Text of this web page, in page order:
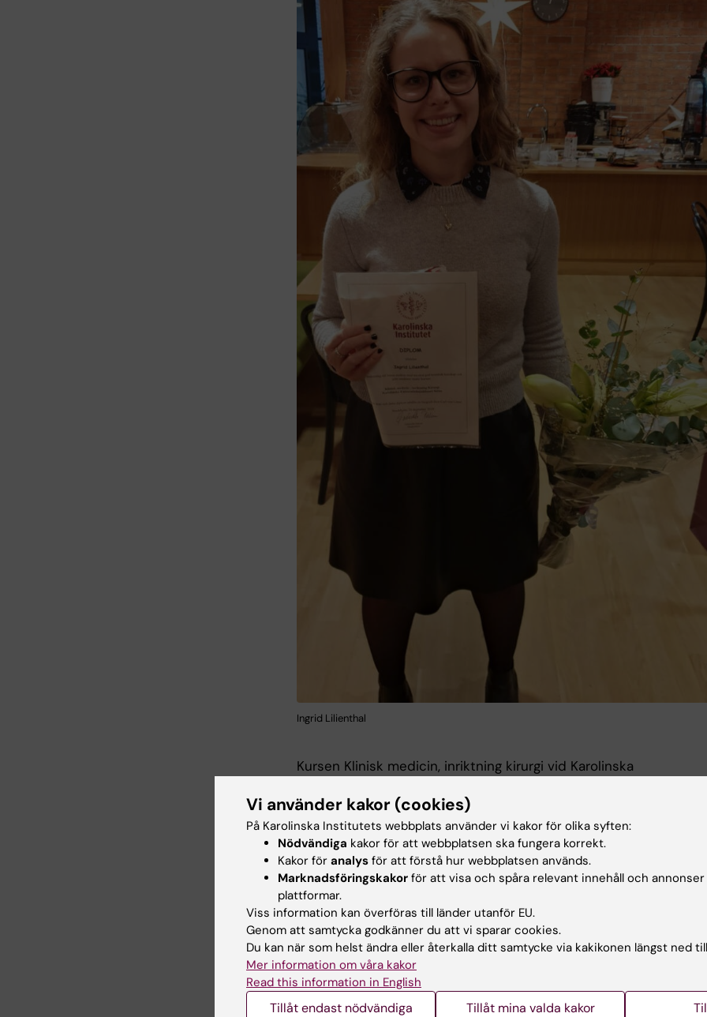
Ingrid Lilienthal
Kursen Klinisk medicin, inriktning kirurgi vid Karolinska
påläkarprogrammet.
Kursen omfattar de kliniska ämnena allmän kirurgi, anestesiologi,
ortopedi, urologi och bilddiagnostik. Dessutom integreras
primärvård, onkologi och rättsmedicin under terminen. Gabriella
Jansson Palmer är studierektor för kursen, Kristina Stenstedt är
kursamanuens och Susanne Forsberg är
Tags
Läkarprogrammet
Vi använder kakor (cookies)
På Karolinska Institutets webbplats använder vi kakor för olika syften:
Nödvändiga kakor för att webbplatsen ska fungera korrekt.
Kakor för analys för att förstå hur webbplatsen används.
Marknadsföringskakor för att visa och spåra relevant innehåll och
plattformar.
Viss information kan överföras till länder utanför EU.
Genom att samtycka godkänner du att vi sparar cookies.
Du kan när som helst ändra eller återkalla ditt samtycke via kakikonen längst ned
Mer information om våra kakor
Read this information in English
Tillåt endast nödvändiga Tillåt mina valda kakor